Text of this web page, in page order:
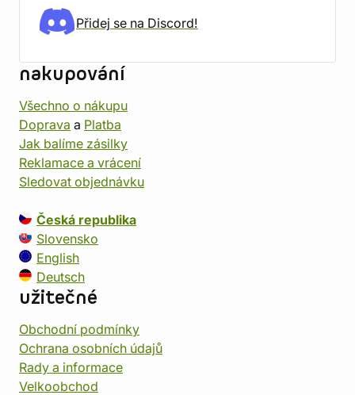
Přidej se na Discord!
nakupování
Všechno o nákupu
Doprava a Platba
Jak balíme zásilky
Reklamace a vrácení
Sledovat objednávku
Česká republika
Slovensko
English
Deutsch
užitečné
Obchodní podmínky
Ochrana osobních údajů
Rady a informace
Velkoobchod